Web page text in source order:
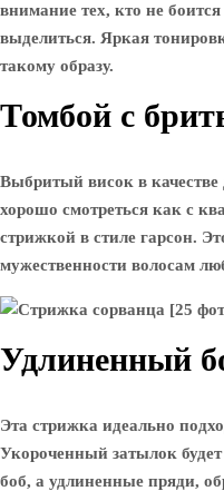
внимание тех, кто не
выделиться. Яркая
такому образу.
Томбой с
Выбритый висок в качестве
хорошо смотреться как с
стрижкой в ​​стиле гарсон.
мужественности волосам
Удлиненный
Эта стрижка идеально
Укороченный затылок
боб, а удлиненные пряди,